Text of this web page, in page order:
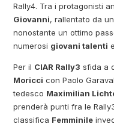
Rally4. Tra i protagonisti
Giovanni, rallentato da
nonostante un ottimo
numerosi giovani talenti e
Per il CIAR Rally3 sfida a
Moricci con Paolo
tedesco Maximilian
prenderà punti fra le
classifica Femminile